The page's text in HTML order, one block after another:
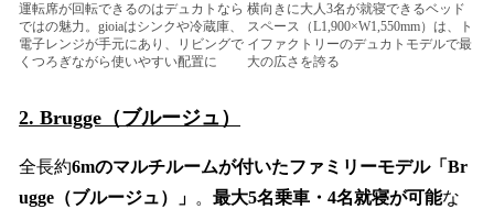
運転席が回転できるのはデュカトなら
ではの魅力。gioiaはシンクや冷蔵庫、
電子レンジが手元にあり、リビングで
くつろぎながら使いやすい配置に
横向きに大人3名が就寝できるベッド
スペース（L1,900×W1,550mm）は、ト
イファクトリーのデュカトモデルで最
大の広さを誇る
2. Brugge（ブルージュ）
全長約6mのマルチルームが付いたファミリーモデル「Br
ugge（ブルージュ）」 。 最大5名乗車・4名就寝が可能な